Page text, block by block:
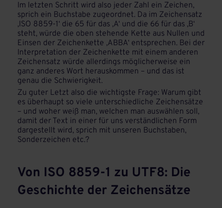
Im letzten Schritt wird also jeder Zahl ein Zeichen,
sprich ein Buchstabe zugeordnet. Da im Zeichensatz
‚ISO 8859-1‘ die 65 für das ‚A‘ und die 66 für das ‚B‘
steht, würde die oben stehende Kette aus Nullen und
Einsen der Zeichenkette ‚ABBA‘ entsprechen. Bei der
Interpretation der Zeichenkette mit einem anderen
Zeichensatz würde allerdings möglicherweise ein
ganz anderes Wort herauskommen – und das ist
genau die Schwierigkeit.
Zu guter Letzt also die wichtigste Frage: Warum gibt
es überhaupt so viele unterschiedliche Zeichensätze
– und woher weiß man, welchen man auswählen soll,
damit der Text in einer für uns verständlichen Form
dargestellt wird, sprich mit unseren Buchstaben,
Sonderzeichen etc.?
Von ISO 8859-1 zu UTF8: Die
Geschichte der Zeichensätze